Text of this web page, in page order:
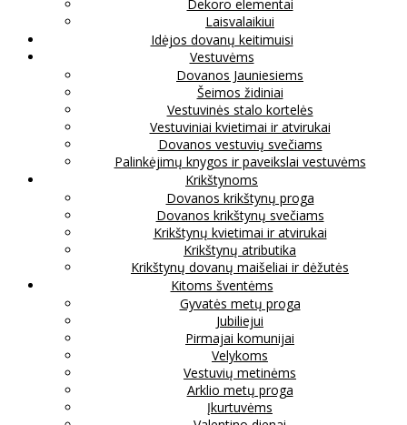
Dekoro elementai
Laisvalaikiui
Idėjos dovanų keitimuisi
Vestuvėms
Dovanos Jauniesiems
Šeimos židiniai
Vestuvinės stalo kortelės
Vestuviniai kvietimai ir atvirukai
Dovanos vestuvių svečiams
Palinkėjimų knygos ir paveikslai vestuvėms
Krikštynoms
Dovanos krikštynų proga
Dovanos krikštynų svečiams
Krikštynų kvietimai ir atvirukai
Krikštynų atributika
Krikštynų dovanų maišeliai ir dėžutės
Kitoms šventėms
Gyvatės metų proga
Jubiliejui
Pirmajai komunijai
Velykoms
Vestuvių metinėms
Arklio metų proga
Įkurtuvėms